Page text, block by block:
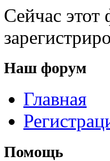
Сейчас
Наш форум
Главная
Помощь